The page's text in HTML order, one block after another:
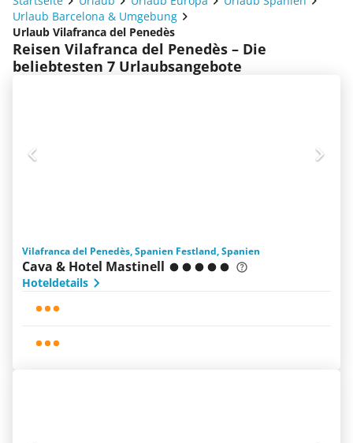
Urlaub Barcelona & Umgebung
Urlaub Vilafranca del Penedès
Reisen Vilafranca del Penedès – Die
beliebtesten 7 Urlaubsangebote
Vilafranca del Penedès, Spanien Festland, Spanien
Cava & Hotel Mastinell
Hoteldetails